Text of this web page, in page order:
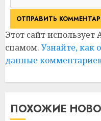
Этот сайт использует
спамом. Узнайте, как
данные комментариев
ПОХОЖИЕ